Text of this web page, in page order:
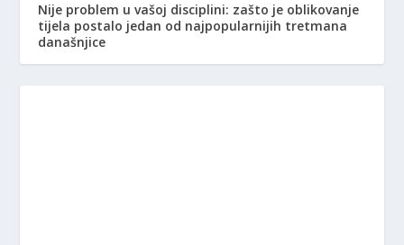
Nije problem u vašoj disciplini: zašto je oblikovanje
tijela postalo jedan od najpopularnijih tretmana
današnjice